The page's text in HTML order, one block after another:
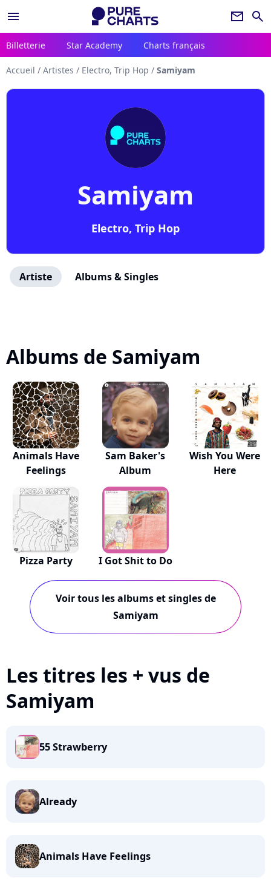
menu newsletter search
Billetterie Star Academy Charts français
Accueil / Artistes / Electro, Trip Hop / Samiyam
Samiyam
Electro, Trip Hop
Artiste Albums & Singles
Albums de Samiyam
Animals Have
Feelings
Sam Baker's
Album
Wish You Were
Here
Pizza Party I Got Shit to Do
Voir tous les albums et singles de
Samiyam
Les titres les + vus de
Samiyam
55 Strawberry
Already
Animals Have Feelings